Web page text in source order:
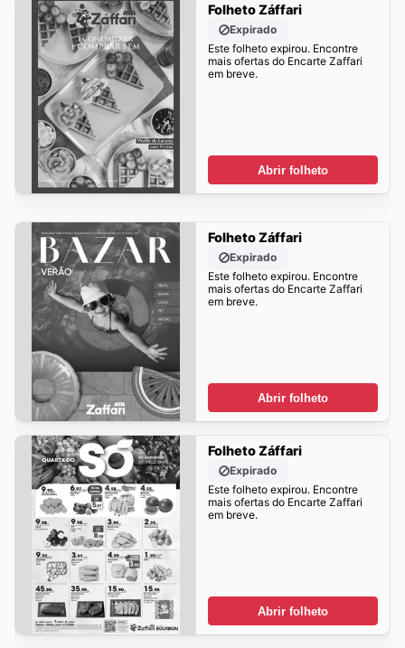
Folheto Záffari
Expirado
Este folheto expirou. Encontre
mais ofertas do Encarte Zaffari
em breve.
Abrir folheto
Folheto Záffari
Expirado
Este folheto expirou. Encontre
mais ofertas do Encarte Zaffari
em breve.
Abrir folheto
Folheto Záffari
Expirado
Este folheto expirou. Encontre
mais ofertas do Encarte Zaffari
em breve.
Abrir folheto